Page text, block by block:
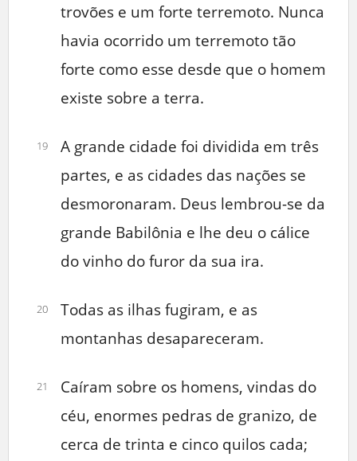
trovões e um forte terremoto. Nunca
havia ocorrido um terremoto tão
forte como esse desde que o homem
existe sobre a terra.
19
A grande cidade foi dividida em três
partes, e as cidades das nações se
desmoronaram. Deus lembrou-se da
grande Babilônia e lhe deu o cálice
do vinho do furor da sua ira.
20
Todas as ilhas fugiram, e as
montanhas desapareceram.
21
Caíram sobre os homens, vindas do
céu, enormes pedras de granizo, de
cerca de trinta e cinco quilos cada;